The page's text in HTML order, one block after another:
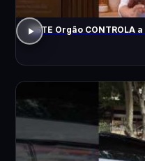
ESTE Orgão CONTROLA